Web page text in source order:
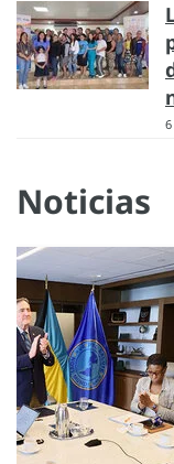
Noticias